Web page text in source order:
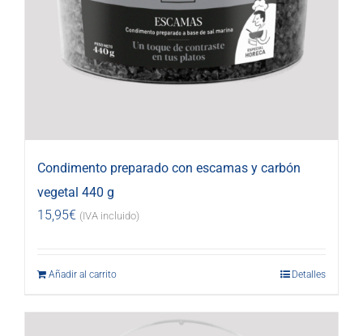
Condimento preparado con escamas y carbón
vegetal 440 g
15,95€ (IVA incluido)
Añadir al carrito Detalles